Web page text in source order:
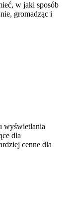
w jaki sposób
gromadząc i
wyświetlania
dla
cenne dla